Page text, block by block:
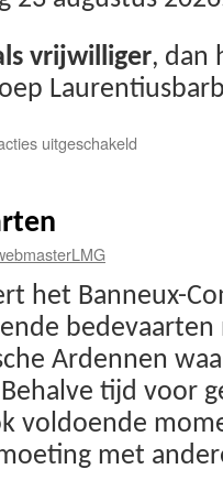
vrijwilliger, dan
uitgeschakeld
2026
het Banneux-
bedevaarten
Ardennen
tijd voor
voldoende
met